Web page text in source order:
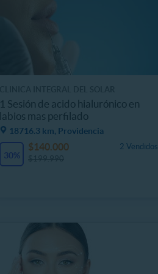
1 Sesión de acido hialurónico en
labios mas perfilado
18716.3 km, Providencia
30%
2 Vendidos
$140.000